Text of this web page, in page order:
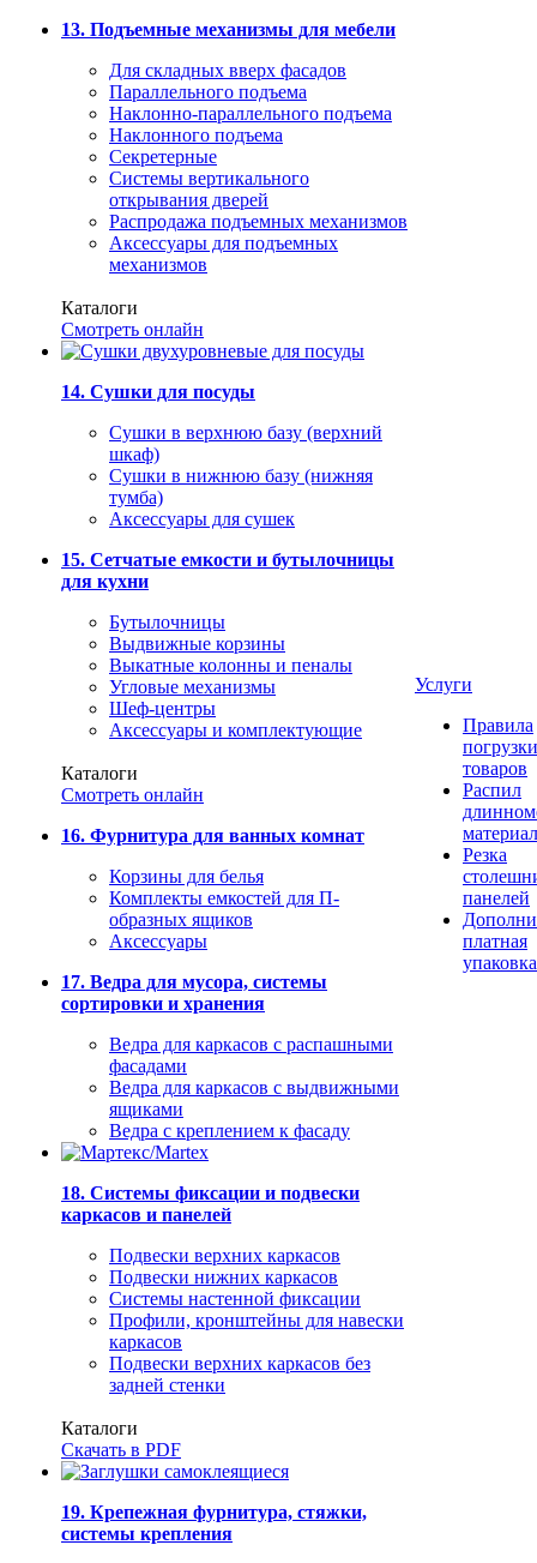
13. Подъемные механизмы для мебели
Для складных вверх фасадов
Параллельного подъема
Наклонно-параллельного подъема
Наклонного подъема
Секретерные
Системы вертикального
открывания дверей
Распродажа подъемных механизмов
Аксессуары для подъемных
механизмов
Каталоги
Смотреть онлайн
14. Сушки для посуды
Сушки в верхнюю базу (верхний
шкаф)
Сушки в нижнюю базу (нижняя
тумба)
Аксессуары для сушек
15. Сетчатые емкости и бутылочницы
для кухни
Бутылочницы
Выдвижные корзины
Выкатные колонны и пеналы
Угловые механизмы
Шеф-центры
Аксессуары и комплектующие
Каталоги
Смотреть онлайн
16. Фурнитура для ванных комнат
Корзины для белья
Комплекты емкостей для П-
образных ящиков
Аксессуары
17. Ведра для мусора, системы
сортировки и хранения
Ведра для каркасов с распашными
фасадами
Ведра для каркасов с выдвижными
ящиками
Ведра с креплением к фасаду
18. Системы фиксации и подвески
каркасов и панелей
Подвески верхних каркасов
Подвески нижних каркасов
Системы настенной фиксации
Профили, кронштейны для навески
каркасов
Подвески верхних каркасов без
задней стенки
Каталоги
Скачать в PDF
19. Крепежная фурнитура, стяжки,
системы крепления
Услуги
Правила
погрузки
товаров
Распил
Резка
панелей
платная
упаковка